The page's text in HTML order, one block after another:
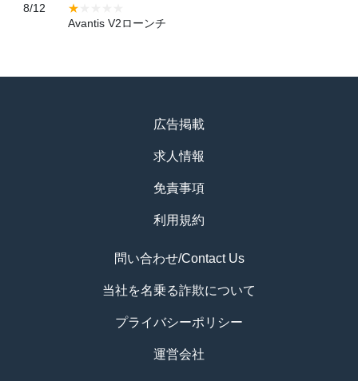
8/12
Avantis V2ローンチ
広告掲載
求人情報
免責事項
利用規約
問い合わせ/Contact Us
当社を名乗る詐欺について
プライバシーポリシー
運営会社